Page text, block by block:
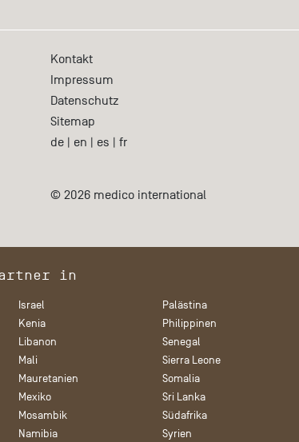
Kontakt
Impressum
Datenschutz
Sitemap
de | en | es | fr
© 2026 medico international
in
Israel
Kenia
Libanon
Mali
Mauretanien
Mexiko
Mosambik
Namibia
Palästina
Philippinen
Senegal
Sierra Leone
Somalia
Sri Lanka
Südafrika
Syrien